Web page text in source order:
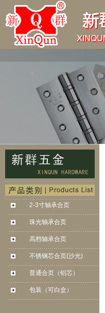
2-3寸轴承合页
. . . . . . . . . . . . . . . . . . . . . . . . . . . . . . . . . . . . . . . . . . . . . . .
珠光轴承合页
. . . . . . . . . . . . . . . . . . . . . . . . . . . . . . . . . . . . . . . . . . . . . . .
高档轴承合页
. . . . . . . . . . . . . . . . . . . . . . . . . . . . . . . . . . . . . . . . . . . . . . .
不锈钢芯合页(沙光)
. . . . . . . . . . . . . . . . . . . . . . . . . . . . . . . . . . . . . . . . . . . . . . .
普通合页（铝芯）
. . . . . . . . . . . . . . . . . . . . . . . . . . . . . . . . . . . . . . . . . . . . . . .
包装（可白盒）
. . . . . . . . . . . . . . . . . . . . . . . . . . . . . . . . . . . . . . . . . . . . . . .